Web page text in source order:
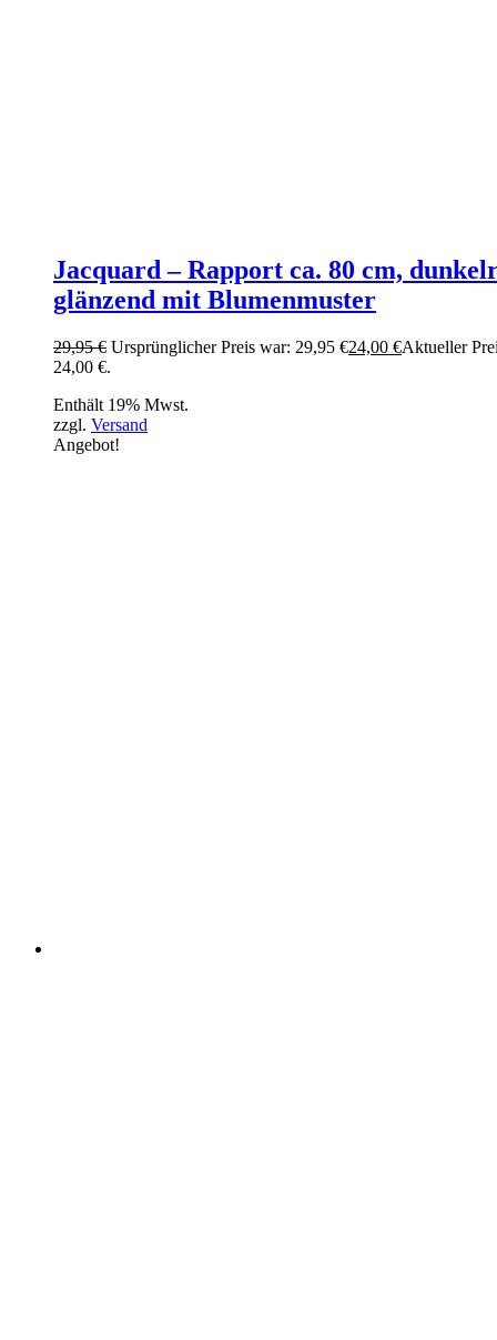
Jacquard – Rapport ca. 80 cm,
glänzend mit Blumenmuster
29,95€ Ursprünglicher Preis war: 29,95 €24,00 €Aktueller
24,00 €.
Enthält 19% Mwst.
zzgl. Versand
Angebot!